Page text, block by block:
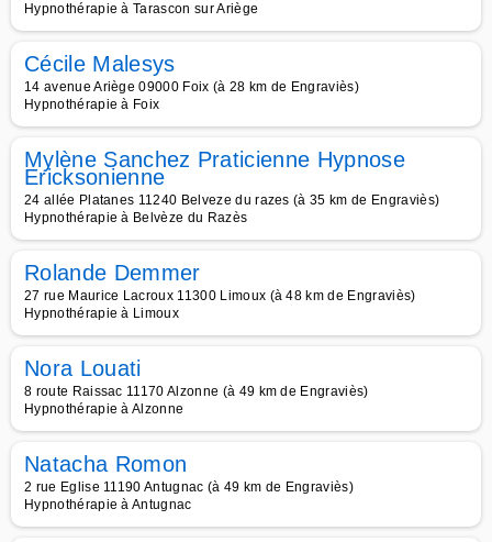
Hypnothérapie à Tarascon sur Ariège
Cécile Malesys
14 avenue Ariège 09000 Foix (à 28 km de Engraviès)
Hypnothérapie à Foix
Mylène Sanchez Praticienne Hypnose
Ericksonienne
24 allée Platanes 11240 Belveze du razes (à 35 km de Engraviès)
Hypnothérapie à Belvèze du Razès
Rolande Demmer
27 rue Maurice Lacroux 11300 Limoux (à 48 km de Engraviès)
Hypnothérapie à Limoux
Nora Louati
8 route Raissac 11170 Alzonne (à 49 km de Engraviès)
Hypnothérapie à Alzonne
Natacha Romon
2 rue Eglise 11190 Antugnac (à 49 km de Engraviès)
Hypnothérapie à Antugnac